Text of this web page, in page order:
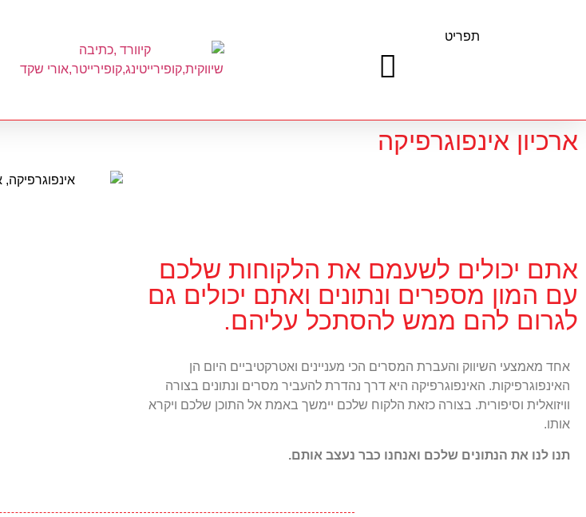
תפריט
ארכיון אינפוגרפיקה
אתם יכולים לשעמם את הלקוחות שלכם
עם המון מספרים ונתונים ואתם יכולים גם
לגרום להם ממש להסתכל עליהם.
אחד מאמצעי השיווק והעברת המסרים הכי מעניינים ואטרקטיביים היום הן
האינפוגרפיקות. האינפוגרפיקה היא דרך נהדרת להעביר מסרים ונתונים בצורה
וויזואלית וסיפורית. בצורה כזאת הלקוח שלכם יימשך באמת אל התוכן שלכם ויקרא
אותו.
תנו לנו את הנתונים שלכם ואנחנו כבר נעצב אותם.